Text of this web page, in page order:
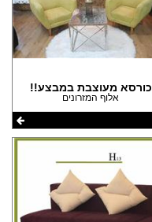
כורסא מעוצבת במבצע!!
אלוף המזרונים